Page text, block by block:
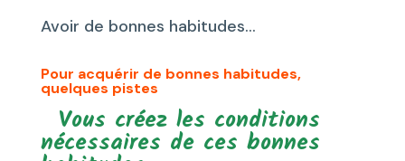
Avoir de bonnes habitudes…
Pour acquérir de bonnes habitudes,
quelques pistes
Vous créez les conditions
nécessaires de ces bonnes